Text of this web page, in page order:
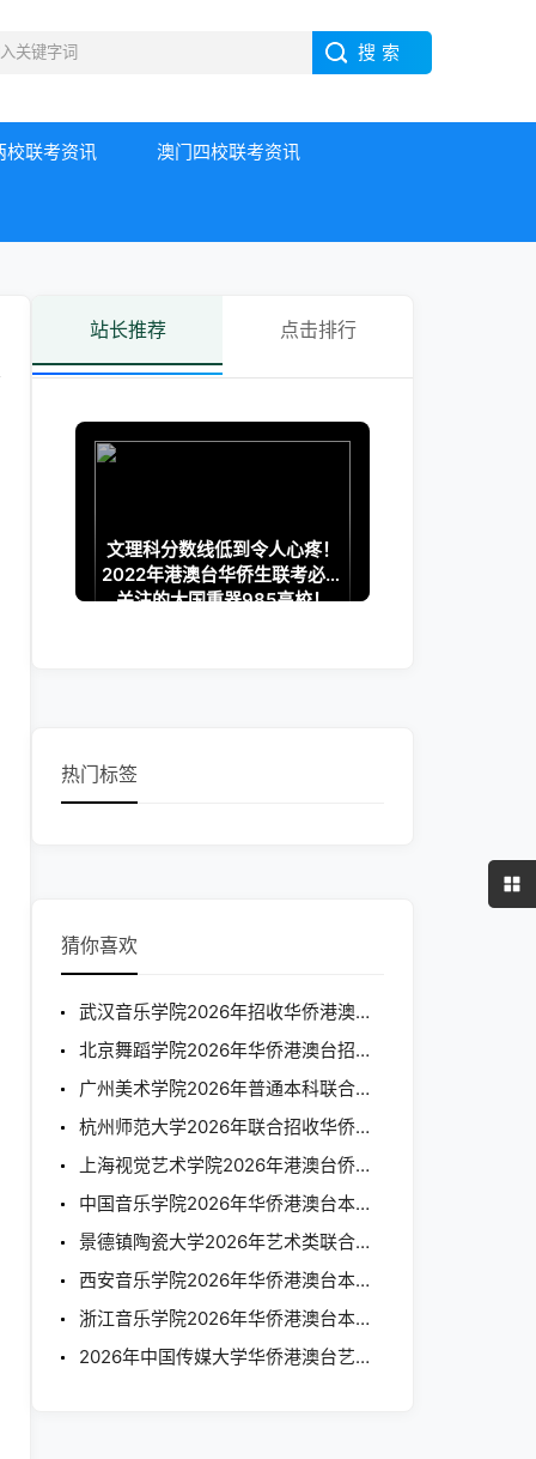
校联考资讯 澳门四校联考资讯
站长推荐 点击排行
文理科分数线低到令人心疼！
2022年港澳台华侨生联考必须
关注的大国重器985高校！
热门标签
猜你喜欢
武汉音乐学院2026年招收华侨港澳台学生专业考试考生须知
北京舞蹈学院2026年华侨港澳台招生简章
广州美术学院2026年普通本科联合招收华侨港澳台学生招生章程
杭州师范大学2026年联合招收华侨港澳台学生简章
上海视觉艺术学院2026年港澳台侨联合考试招 生 简 章
中国音乐学院2026年华侨港澳台本科招生简章
景德镇陶瓷大学2026年艺术类联合招收华侨港澳台学生招生简章
西安音乐学院2026年华侨港澳台本科招生简章
浙江音乐学院2026年华侨港澳台本科招生简章
2026年中国传媒大学华侨港澳台艺术类本科招生简章